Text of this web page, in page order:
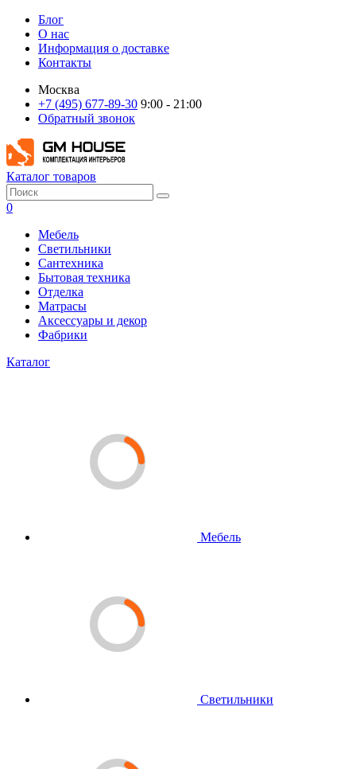
Блог
О нас
Информация о доставке
Контакты
Москва
+7 (495) 677-89-30 9:00 - 21:00
Обратный звонок
Каталог товаров
0
Мебель
Светильники
Сантехника
Бытовая техника
Отделка
Матрасы
Аксессуары и декор
Фабрики
Каталог
Мебель
Светильники